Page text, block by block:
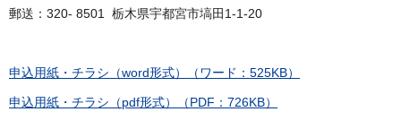
郵送：320- 8501 栃木県宇都宮市塙田1-1-20
申込用紙・チラシ（word形式）（ワード：525KB）
申込用紙・チラシ（pdf形式）（PDF：726KB）